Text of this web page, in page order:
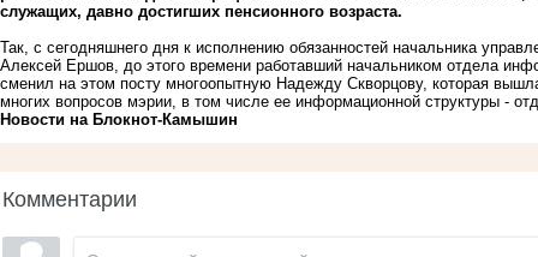
служащих, давно достигших пенсионного возраста.
Так, с сегодняшнего дня к исполнению обязанностей начальника
Алексей Ершов, до этого времени работавший начальником отдела
сменил на этом посту многоопытную Надежду Скворцову, которая
многих вопросов мэрии, в том числе ее информационной структуры -
Новости на Блoкнoт-Камышин
Комментарии